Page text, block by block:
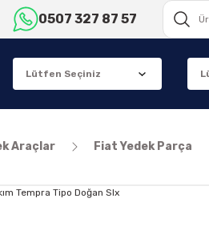
0507 327 87 57
Araçlar Fiat Yedek Parça